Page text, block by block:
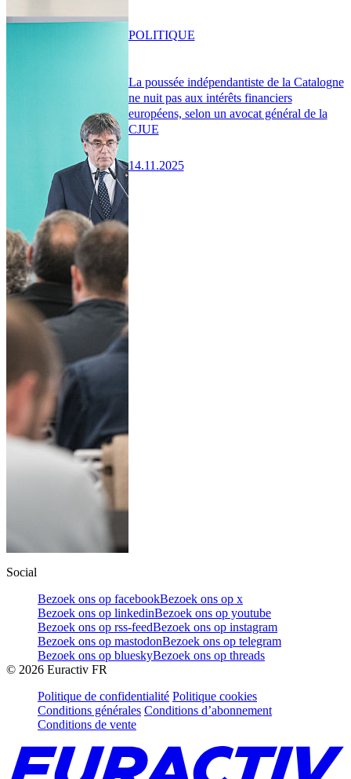
La poussée indépendantiste de la Catalogne
ne nuit pas aux intérêts financiers
européens, selon un avocat général de la
CJUE
14.11.2025
POLITIQUE
Social
Bezoek ons op facebookBezoek ons op x
Bezoek ons op linkedinBezoek ons op youtube
Bezoek ons op rss-feedBezoek ons op instagram
Bezoek ons op mastodonBezoek ons op telegram
Bezoek ons op blueskyBezoek ons op threads
© 2026 Euractiv FR
Politique de confidentialité Politique cookies
Conditions générales Conditions d’abonnement
Conditions de vente